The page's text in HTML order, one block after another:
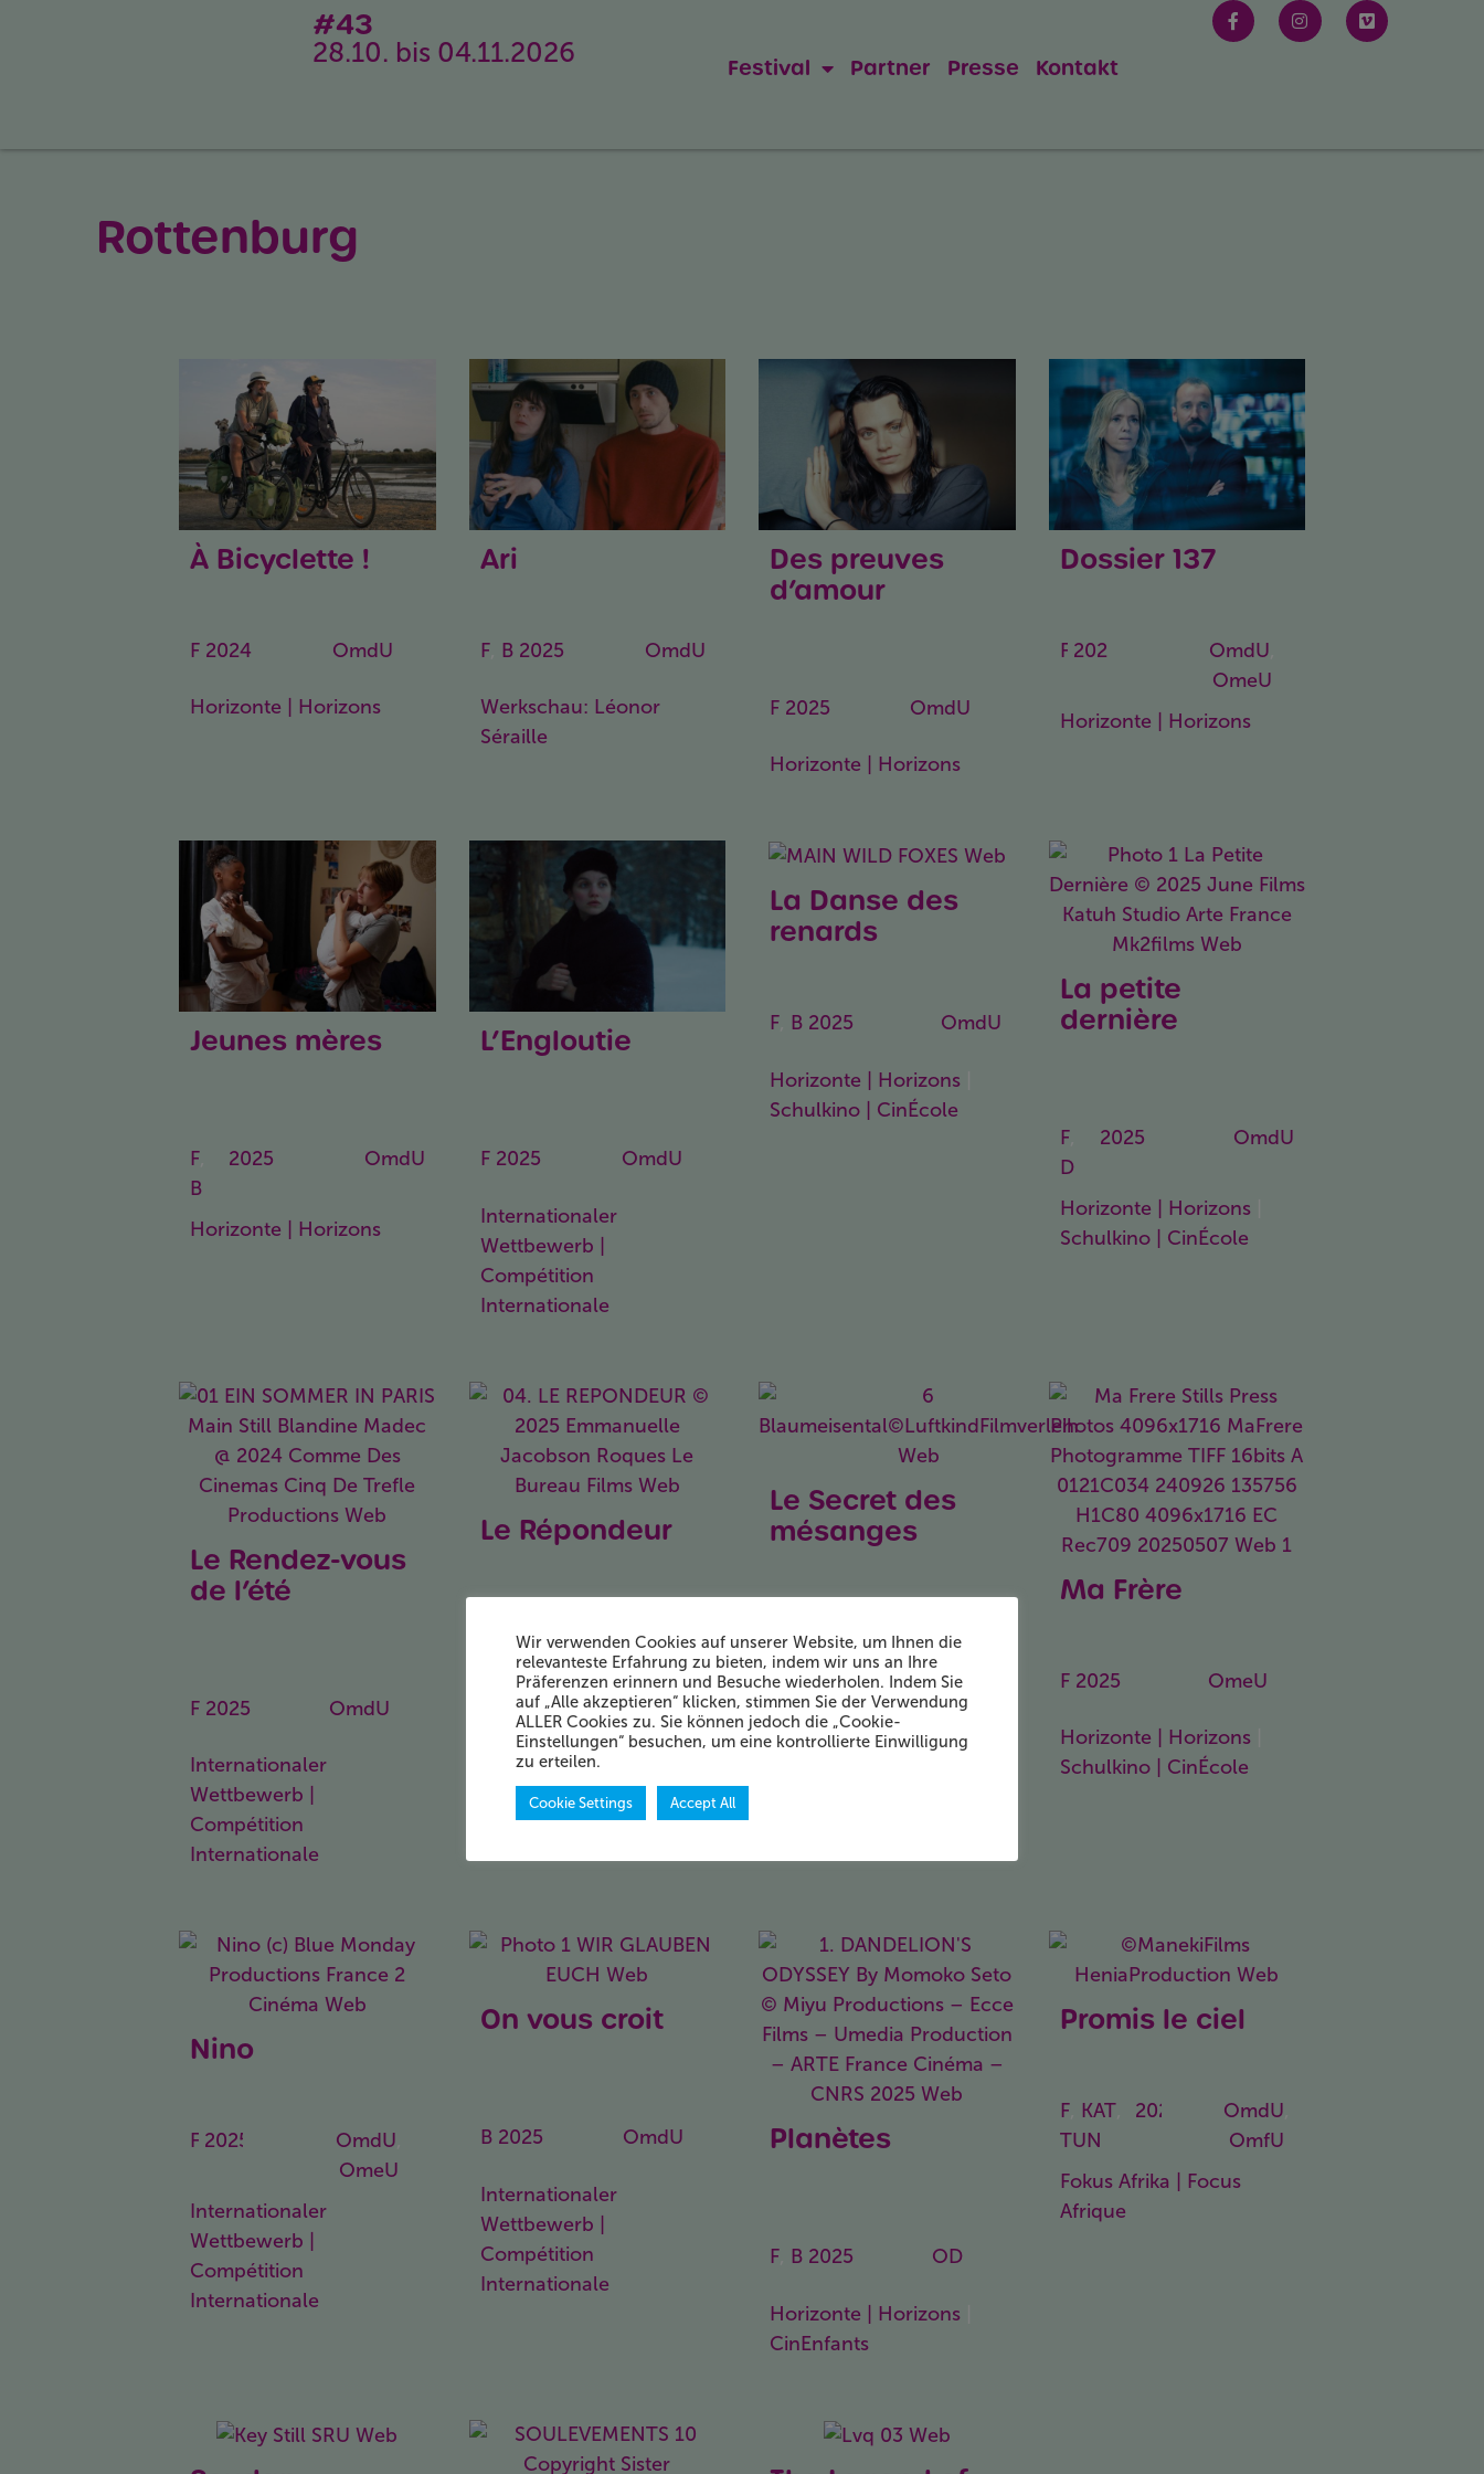
#43
28.10. bis 04.11.2026
Festival Partner Presse Kontakt
Rottenburg
À Bicyclette !
F 2024 OmdU
Horizonte | Horizons
Ari
F, B 2025 OmdU
Werkschau: Léonor
Séraille
Des preuves
d’amour
F 2025 OmdU
Horizonte | Horizons
Dossier 137
F 2025 OmdU
OmeU
Horizonte | Horizons
Jeunes mères
F
B
2025 OmdU
Horizonte | Horizons
L’Engloutie
F 2025 OmdU
Internationaler
Wettbewerb |
Compétition
Internationale
La Danse des
renards
F B 2025 OmdU
Horizonte | Horizons
Schulkino | CinÉcole
La petite
dernière
F,
D
2025 OmdU
Horizonte | Horizons|
Schulkino | CinÉcole
Le Rendez-vous
de l’été
F 2025 OmdU
Internationaler
Wettbewerb |
Compétition
Internationale
Le Répondeur
Calling!
2025 102 Min. OmdU
Horizonte | Horizons
Le Secret des
mésanges
im
F 2025 77 Min. DF
CinEnfants
Ma Frère
F 2025 OmeU
Horizonte | Horizons|
Schulkino | CinÉcole
Nino
F 2025 OmdU
OmeU
Internationaler
Wettbewerb |
Compétition
Internationale
On vous croit
B 2025 OmdU
Internationaler
Wettbewerb |
Compétition
Internationale
Planètes
F B 2025 OD
Horizonte | Horizons
CinEnfants
Promis le ciel
F, KAT,
TUN
2025 OmdU
OmfU
Fokus Afrika | Focus
Afrique
Wir verwenden Cookies auf unserer Website, um Ihnen die
relevanteste Erfahrung zu bieten, indem wir uns an Ihre
Präferenzen erinnern und Besuche wiederholen. Indem Sie
auf „Alle akzeptieren“ klicken, stimmen Sie der Verwendung
ALLER Cookies zu. Sie können jedoch die „Cookie-
Einstellungen“ besuchen, um eine kontrollierte Einwilligung
zu erteilen.
Cookie Settings Accept All